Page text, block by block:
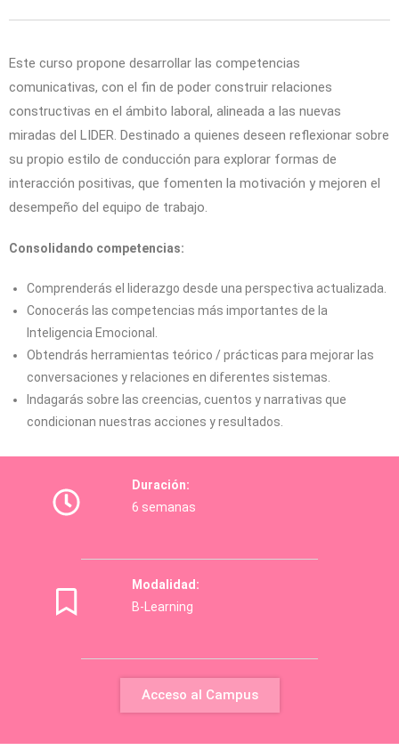
Este curso propone desarrollar las competencias
comunicativas, con el fin de poder construir relaciones
constructivas en el ámbito laboral, alineada a las nuevas
miradas del LIDER. Destinado a quienes deseen reflexionar sobre
su propio estilo de conducción para explorar formas de
interacción positivas, que fomenten la motivación y mejoren el
desempeño del equipo de trabajo.
Consolidando competencias:
Comprenderás el liderazgo desde una perspectiva actualizada.
Conocerás las competencias más importantes de la
Inteligencia Emocional.
Obtendrás herramientas teórico / prácticas para mejorar las
conversaciones y relaciones en diferentes sistemas.
Indagarás sobre las creencias, cuentos y narrativas que
condicionan nuestras acciones y resultados.
Duración:
6 semanas
Modalidad:
B-Learning
Acceso al Campus